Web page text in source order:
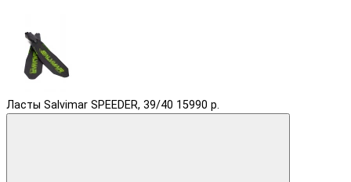
Ласты Salvimar SPEEDER, 39/40 15990 р.